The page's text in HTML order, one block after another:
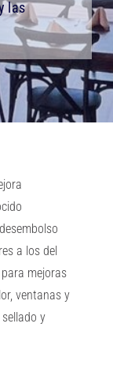
las
a los del
mejoras
ventanas y
y